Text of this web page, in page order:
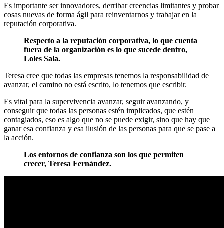
Es importante ser innovadores, derribar creencias limitantes y probar
cosas nuevas de forma ágil para reinventarnos y trabajar en la
reputación corporativa.
Respecto a la reputación corporativa, lo que cuenta
fuera de la organización es lo que sucede dentro,
Loles Sala.
Teresa cree que todas las empresas tenemos la responsabilidad de
avanzar, el camino no está escrito, lo tenemos que escribir.
Es vital para la supervivencia avanzar, seguir avanzando, y
conseguir que todas las personas estén implicados, que estén
contagiados, eso es algo que no se puede exigir, sino que hay que
ganar esa confianza y esa ilusión de las personas para que se pase a
la acción.
Los entornos de confianza son los que permiten
crecer, Teresa Fernández.